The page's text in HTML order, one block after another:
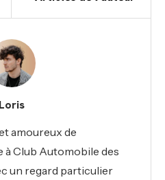
Loris
amoureux de
à Club Automobile des
un regard particulier